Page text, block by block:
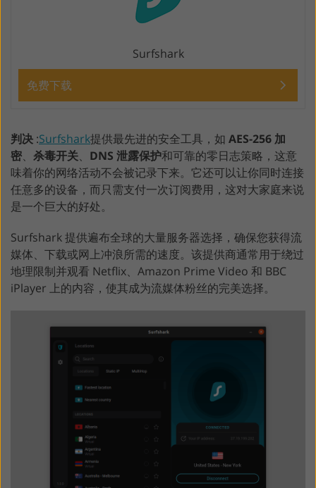
Surfshark
免费下载
判决 :Surfshark提供最先进的安全工具，如 AES-256 加
密、 杀毒开关、 DNS 泄露保护和可靠的零日志策略，这意
味着你的网络活动不会被记录下来。它还可以让你同时连接
任意多的设备，而只需支付一次订阅费用，这对大家庭来说
是一个巨大的好处。
Surfshark 提供遍布全球的大量服务器选择，确保您获得流
媒体、下载或网上冲浪所需的速度。该提供商通常用于绕过
地理限制并观看 Netflix、Amazon Prime Video 和 BBC
iPlayer 上的内容，使其成为流媒体粉丝的完美选择。